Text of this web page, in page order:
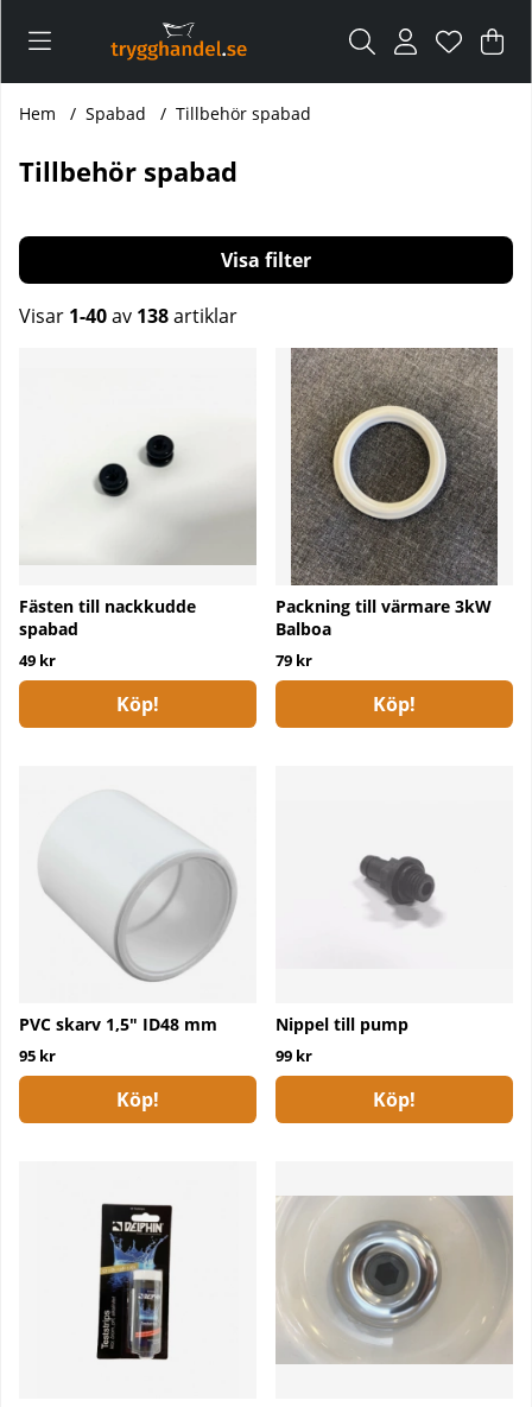
.
Hem Spabad Tillbehör spabad
Tillbehör spabad
Filtrera
Visar 1-40av 138artiklar
Fästen till nackkudde
spabad
49 kr
Köp!
Packning till värmare 3kW
Balboa
79 kr
Köp!
PVC skarv 1,5" ID48 mm
95 kr
Köp!
Nippel till pump
99 kr
Köp!